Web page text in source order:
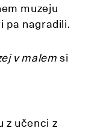
muzeju
pa nagradili.
v malemsi
z učenci z